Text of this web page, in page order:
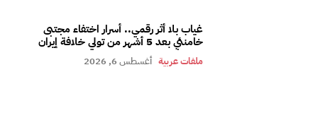
غياب بلا أثر رقمي.. أسرار اختفاء مجتبى
خامنئي بعد 5 أشهر من تولي خلافة إيران
ملفات عربية أغسطس 6, 2026